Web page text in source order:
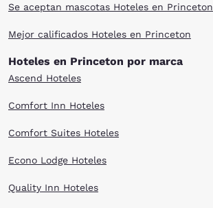
Se aceptan mascotas Hoteles en Princeton
Mejor calificados Hoteles en Princeton
Hoteles en Princeton por marca
Ascend Hoteles
Comfort Inn Hoteles
Comfort Suites Hoteles
Econo Lodge Hoteles
Quality Inn Hoteles